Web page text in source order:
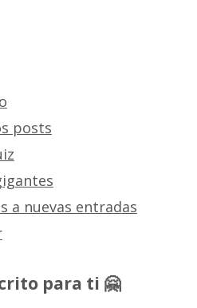
posts
a nuevas entradas
para ti 🤗